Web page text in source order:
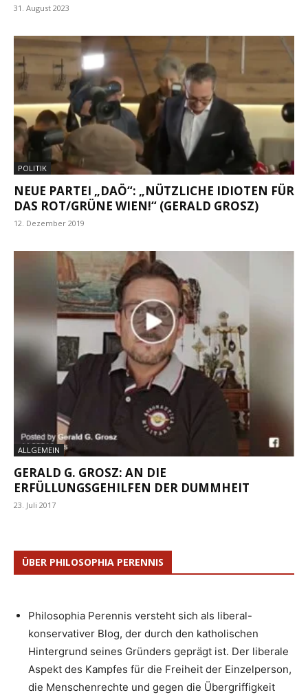
31. August 2023
POLITIK
NEUE PARTEI „DAÖ“: „NÜTZLICHE IDIOTEN FÜR
DAS ROT/GRÜNE WIEN!“ (GERALD GROSZ)
12. Dezember 2019
ALLGEMEIN
GERALD G. GROSZ: AN DIE
ERFÜLLUNGSGEHILFEN DER DUMMHEIT
23. Juli 2017
ÜBER PHILOSOPHIA PERENNIS
Philosophia Perennis versteht sich als liberal-
konservativer Blog, der durch den katholischen
Hintergrund seines Gründers geprägt ist. Der liberale
Aspekt des Kampfes für die Freiheit der Einzelperson,
die Menschenrechte und gegen die Übergriffigkeit